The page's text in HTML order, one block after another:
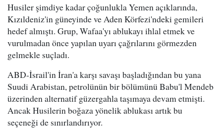
Husiler şimdiye kadar çoğunlukla Yemen açıklarında,
Kızıldeniz'in güneyinde ve Aden Körfezi'ndeki gemileri
hedef almıştı. Grup, Wafaa'yı ablukayı ihlal etmek ve
vurulmadan önce yapılan uyarı çağrılarını görmezden
gelmekle suçladı.
ABD-İsrail'in İran'a karşı savaşı başladığından bu yana
Suudi Arabistan, petrolünün bir bölümünü Babu'l Mendeb
üzerinden alternatif güzergahla taşımaya devam etmişti.
Ancak Husilerin boğaza yönelik ablukası artık bu
seçeneği de sınırlandırıyor.